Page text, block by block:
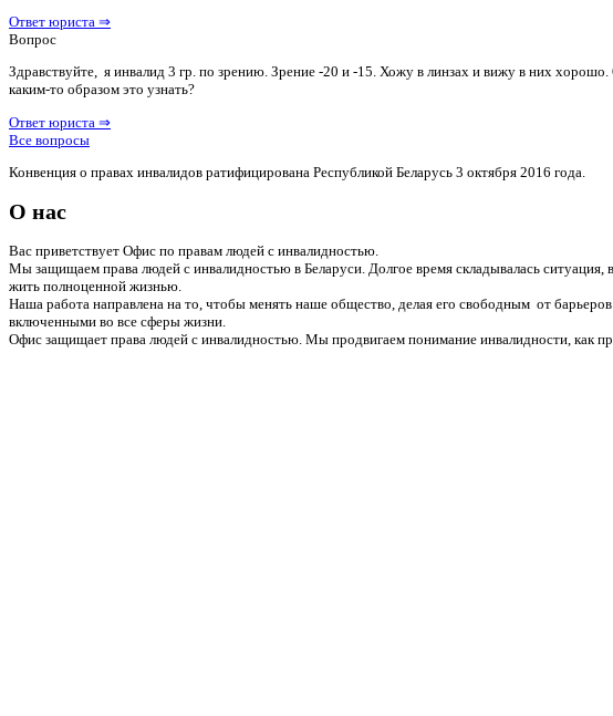
Ответ юриста ⇒
Вопрос
Здравствуйте, я инвалид 3 гр. по зрению. Зрение -20 и -15. Хожу в линзах и вижу в них
каким-то образом это узнать?
Ответ юриста ⇒
Все вопросы
Конвенция о правах инвалидов ратифицирована Республикой Беларусь 3 октября 2016 года.
О нас
Вас приветствует Офис по правам людей с инвалидностью.
Мы защищаем права людей с инвалидностью в Беларуси. Долгое время складывалась
жить полноценной жизнью.
Наша работа направлена на то, чтобы менять наше общество, делая его свободным от
включенными во все сферы жизни.
Офис защищает права людей с инвалидностью. Мы продвигаем понимание инвалидности, как